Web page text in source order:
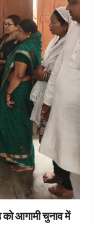
को आगामी चुनाव में